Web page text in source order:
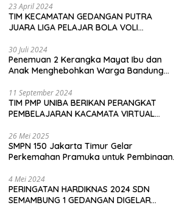
23 April 2024
TIM KECAMATAN GEDANGAN PUTRA
JUARA LIGA PELAJAR BOLA VOLI
30 Juli 2024
Penemuan 2 Kerangka Mayat Ibu dan
Anak Menghebohkan Warga Bandung
11 September 2024
TIM PMP UNIBA BERIKAN PERANGKAT
PEMBELAJARAN KACAMATA VIRTUAL
SERANG
26 Mei 2025
SMPN 150 Jakarta Timur Gelar
Perkemahan Pramuka untuk Pembinaan
4 Mei 2024
PERINGATAN HARDIKNAS 2024 SDN
SEMAMBUNG 1 GEDANGAN DIGELAR